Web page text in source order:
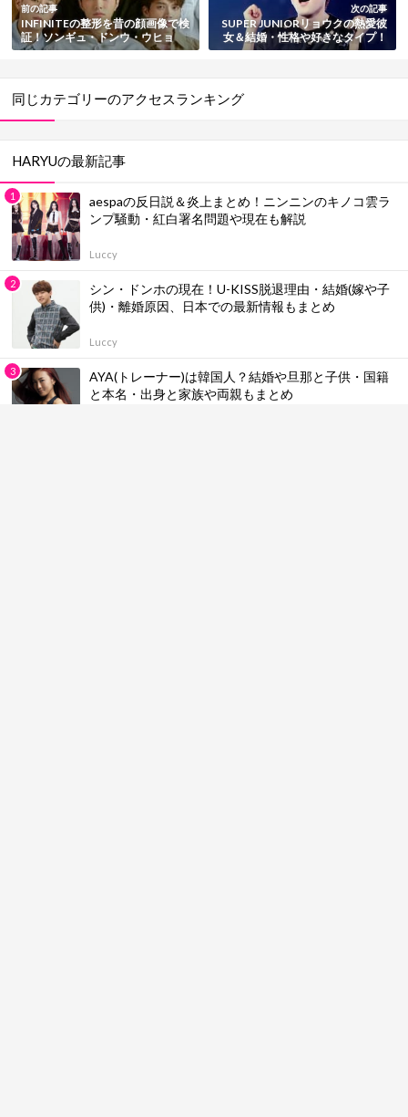
前の記事
INFINITEの整形を昔の顔画像で検
証！ソンギュ・ドンウ・ウヒョ
ン・ソンヨル・エル・ソンジョン
次の記事
SUPER JUNIORリョウクの熱愛彼
女＆結婚・性格や好きなタイプ！
改名エピソードも紹介
同じカテゴリーのアクセスランキング
HARYUの最新記事
aespaの反日説＆炎上まとめ！ニンニンのキノコ雲ラ
ンプ騒動・紅白署名問題や現在も解説
Luccy
シン・ドンホの現在！U-KISS脱退理由・結婚(嫁や子
供)・離婚原因、日本での最新情報もまとめ
Luccy
AYA(トレーナー)は韓国人？結婚や旦那と子供・国籍
と本名・出身と家族や両親もまとめ